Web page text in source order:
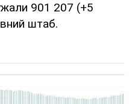
901 207 (+5
штаб.